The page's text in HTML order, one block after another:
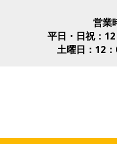
営業
平日・日祝：
土曜日：12